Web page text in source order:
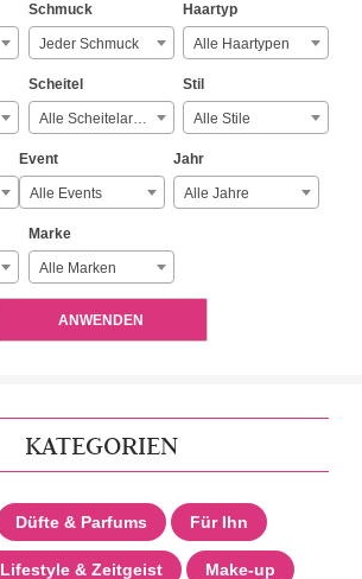
Schmuck
Jeder Schmuck
Haartyp
Alle Haartypen
Scheitel
Alle Scheitelarten
Stil
Alle Stile
Event
Alle Events
Jahr
Alle Jahre
Marke
Alle Marken
ANWENDEN
KATEGORIEN
Düfte & Parfums Für Ihn
Lifestyle & Zeitgeist Make-up